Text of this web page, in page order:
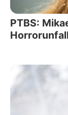
PTBS: